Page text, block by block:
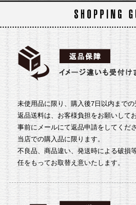
未使用品に限り、購入後7日以内までの
返品送料は、お客様負担をお願いして
事前にメールにて返品申請をしてくださ
当店での購入品に限ります。
不良品、商品違い、発送時による破損
任をもってお取替え意いたします。